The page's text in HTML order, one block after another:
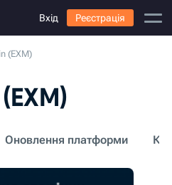
Вхід Реєстрація
(EXM)
Оновлення платформи